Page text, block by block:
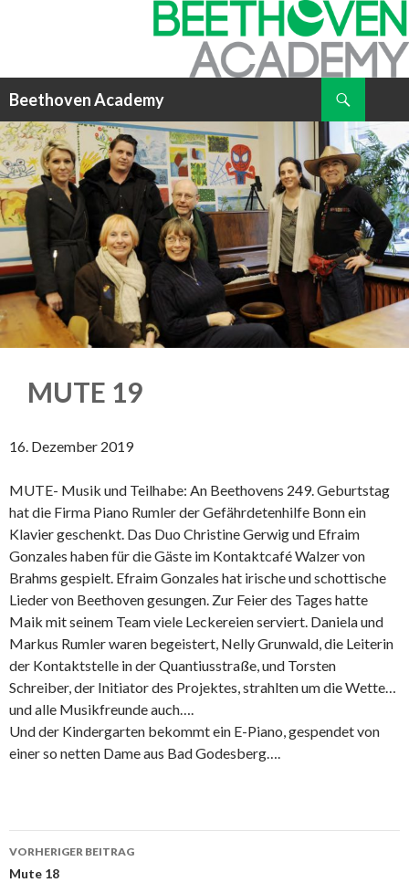
Beethoven Academy
INHALT
SPRINGEN
MUTE 19
16. Dezember 2019
MUTE- Musik und Teilhabe: An Beethovens 249. Geburtstag
hat die Firma Piano Rumler der Gefährdetenhilfe Bonn ein
Klavier geschenkt. Das Duo Christine Gerwig und Efraim
Gonzales haben für die Gäste im Kontaktcafé Walzer von
Brahms gespielt. Efraim Gonzales hat irische und schottische
Lieder von Beethoven gesungen. Zur Feier des Tages hatte
Maik mit seinem Team viele Leckereien serviert. Daniela und
Markus Rumler waren begeistert, Nelly Grunwald, die Leiterin
der Kontaktstelle in der Quantiusstraße, und Torsten
Schreiber, der Initiator des Projektes, strahlten um die Wette…
und alle Musikfreunde auch….
Und der Kindergarten bekommt ein E-Piano, gespendet von
einer so netten Dame aus Bad Godesberg….
Beitrags-
Navigation
VORHERIGER BEITRAG
Mute 18